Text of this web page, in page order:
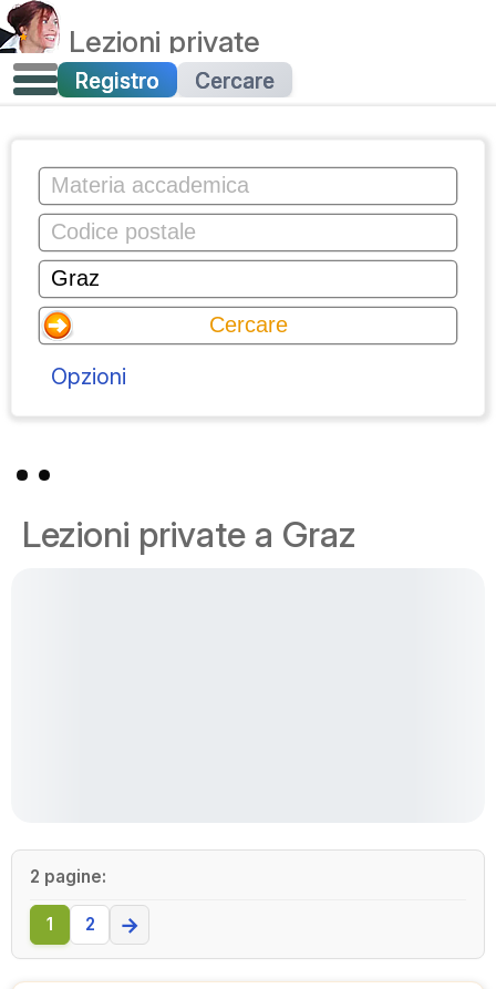
Lezioni private
Registro Cercare
Opzioni
Lezioni private a Graz
2 pagine:
1 2 →